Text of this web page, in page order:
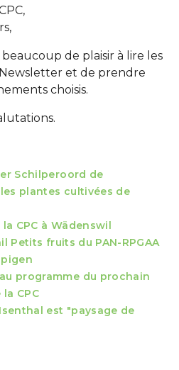
de plaisir à lire les
et de prendre
choisis.
Schilperoord de
plantes cultivées de
CPC à Wädenswil
Petits fruits du PAN-RPGAA
programme du prochain
CPC
est "paysage de